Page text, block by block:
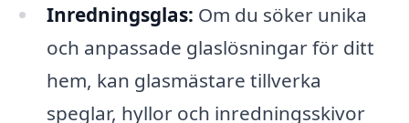
Inredningsglas: Om du söker unika
och anpassade glaslösningar för ditt
hem, kan glasmästare tillverka
speglar, hyllor och inredningsskivor